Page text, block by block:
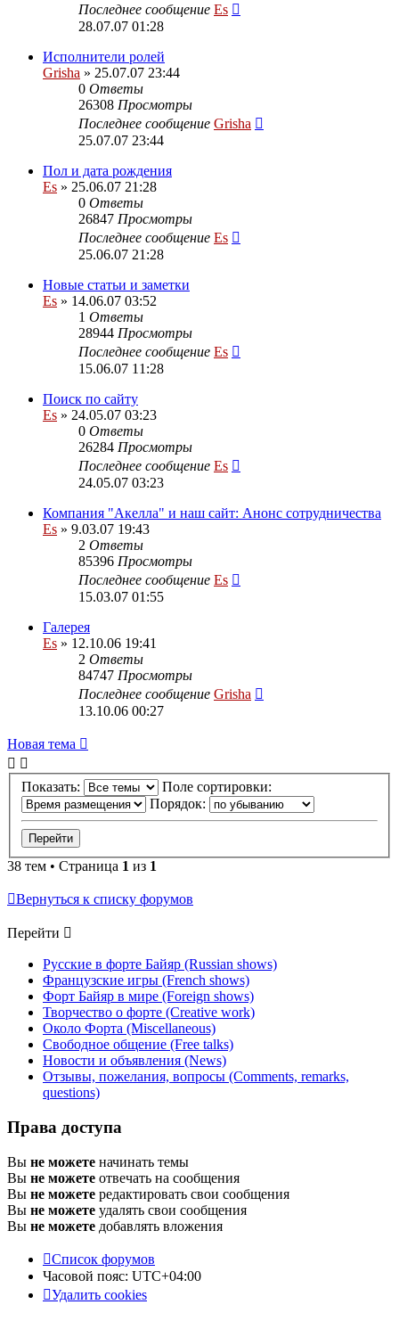
Последнее сообщение Es
28.07.07 01:28
Исполнители ролей
Grisha » 25.07.07 23:44
0 Ответы
26308 Просмотры
Последнее сообщение Grisha
25.07.07 23:44
Пол и дата рождения
Es » 25.06.07 21:28
0 Ответы
26847 Просмотры
Последнее сообщение Es
25.06.07 21:28
Новые статьи и заметки
Es » 14.06.07 03:52
1 Ответы
28944 Просмотры
Последнее сообщение Es
15.06.07 11:28
Поиск по сайту
Es » 24.05.07 03:23
0 Ответы
26284 Просмотры
Последнее сообщение Es
24.05.07 03:23
Компания "Акелла" и наш сайт: Анонс сотрудничества
Es » 9.03.07 19:43
2 Ответы
85396 Просмотры
Последнее сообщение Es
15.03.07 01:55
Галерея
Es » 12.10.06 19:41
2 Ответы
84747 Просмотры
Последнее сообщение Grisha
13.10.06 00:27
Новая тема
Показать:
Поле сортировки:
Порядок:
38 тем • Страница 1 из 1
Вернуться к списку форумов
Перейти
Русские в форте Байяр (Russian shows)
Французские игры (French shows)
Форт Байяр в мире (Foreign shows)
Творчество о форте (Creative work)
Около Форта (Miscellaneous)
Свободное общение (Free talks)
Новости и объявления (News)
Отзывы, пожелания, вопросы (Comments, remarks,
questions)
Права доступа
Вы не можете начинать темы
Вы не можете отвечать на сообщения
Вы не можете редактировать свои сообщения
Вы не можете удалять свои сообщения
Вы не можете добавлять вложения
Список форумов
Часовой пояс: UTC+04:00
Удалить cookies